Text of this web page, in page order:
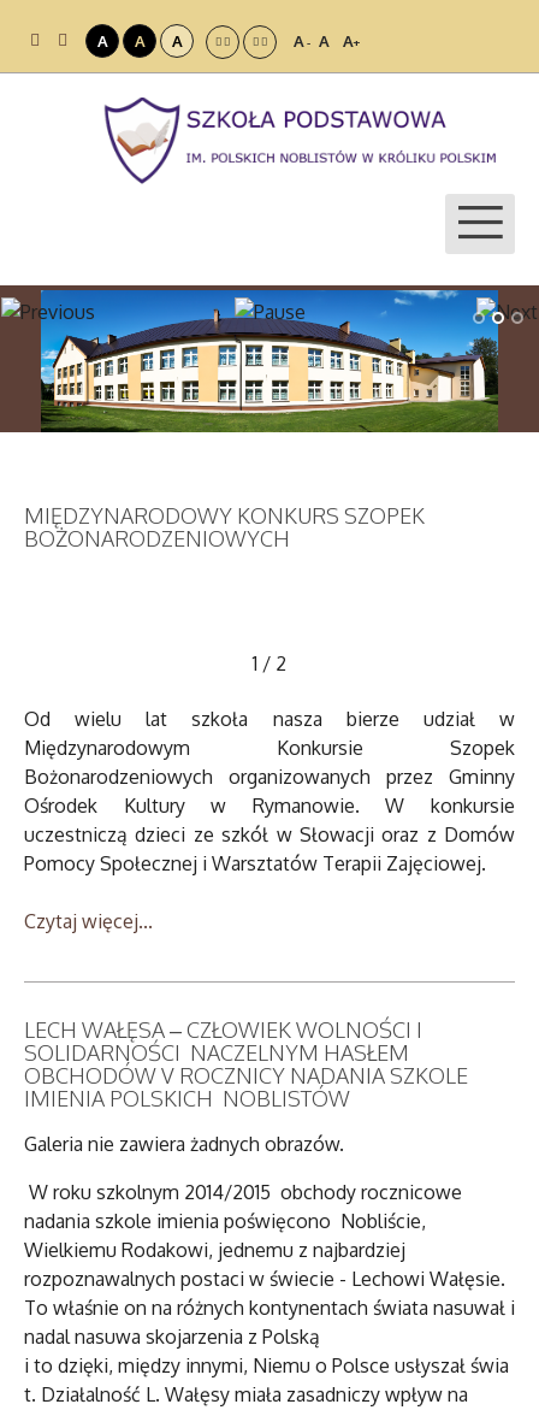
A A A A- A A+
MIĘDZYNARODOWY KONKURS SZOPEK
BOŻONARODZENIOWYCH
1 / 2
Od wielu lat szkoła nasza bierze udział w
Międzynarodowym Konkursie Szopek
Bożonarodzeniowych organizowanych przez Gminny
Ośrodek Kultury w Rymanowie. W konkursie
uczestniczą dzieci ze szkół w Słowacji oraz z Domów
Pomocy Społecznej i Warsztatów Terapii Zajęciowej.
Czytaj więcej...
LECH WAŁĘSA – CZŁOWIEK WOLNOŚCI I
SOLIDARNOŚCI NACZELNYM HASŁEM
OBCHODÓW V ROCZNICY NADANIA SZKOLE
IMIENIA POLSKICH NOBLISTÓW
Galeria nie zawiera żadnych obrazów.
W roku szkolnym 2014/2015 obchody rocznicowe
nadania szkole imienia poświęcono Nobliście,
Wielkiemu Rodakowi, jednemu z najbardziej
rozpoznawalnych postaci w świecie - Lechowi Wałęsie.
To właśnie on na różnych kontynentach świata nasuwał i
nadal nasuwa skojarzenia z Polską
i to dzięki, między innymi, Niemu o Polsce usłyszał świa
t. Działalność L. Wałęsy miała zasadniczy wpływ na